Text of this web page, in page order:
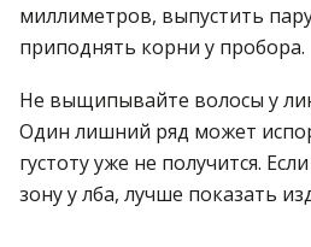
миллиметров, выпустить
приподнять корни у пробора.
Не выщипывайте волосы у
Один лишний ряд может
густоту уже не получится.
зону у лба, лучше показать